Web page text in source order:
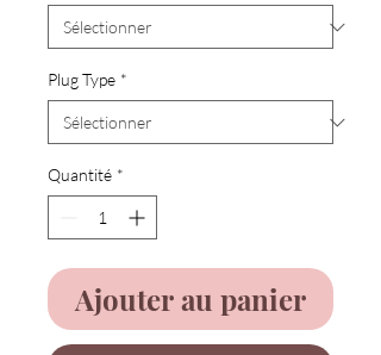
Plug Type *
Quantité *
Ajouter au panier